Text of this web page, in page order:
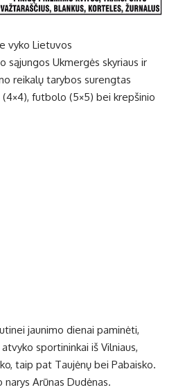
vyko Lietuvos
sąjungos Ukmergės skyriaus ir
reikalų tarybos surengtas
futbolo (5×5) bei krepšinio
jaunimo dienai paminėti,
sportininkai iš Vilniaus,
taip pat Taujėnų bei Pabaisko.
Arūnas Dudėnas.